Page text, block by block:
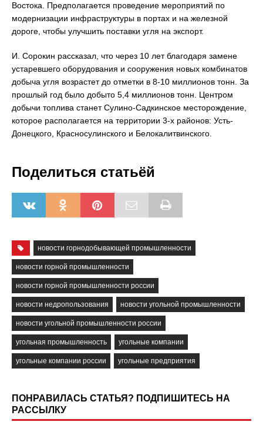
Востока. Предполагается проведение мероприятий по
модернизации инфраструктуры в портах и на железной
дороге, чтобы улучшить поставки угля на экспорт.
И. Сорокин рассказал, что через 10 лет благодаря замене
устаревшего оборудования и сооружения новых комбинатов
добыча угля возрастет до отметки в 8-10 миллионов тонн. За
прошлый год было добыто 5,4 миллионов тонн. Центром
добычи топлива станет Сулино-Садкинское месторождение,
которое располагается на территории 3-х районов: Усть-
Донецкого, Красносулинского и Белокалитвинского.
Поделиться статьёй
новости горнодобывающей промышленности
новости горной промышленности
новости горной промышленности россии
новости недропользования новости угольной промышленности
новости угольной промышленности россии
угольная промышленность угольные компании
угольные компании россии угольные предприятия
ПОНРАВИЛАСЬ СТАТЬЯ? ПОДПИШИТЕСЬ НА
РАССЫЛКУ